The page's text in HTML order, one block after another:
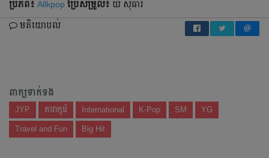
ប្រភព៖ Allkpop ប្រែ​សម្រួល៖ យី សុធារី
មតិយោបល់
ពាក្យទាក់ទង
JYP តារាកូរ៉េ International K-Pop SM YG
Travel and Fun Big Hit